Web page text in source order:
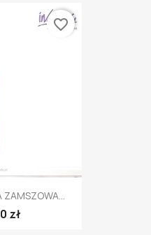
ZAMSZOWA...
zł
favorite_border